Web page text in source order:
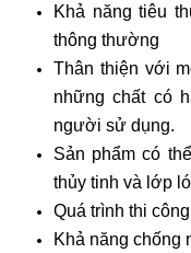
Khả năng tiêu
thông thường
Thân thiện với
những chất có
người sử dụng.
Sản phẩm có
thủy tinh và lớp
Quá trình thi
Khả năng chống